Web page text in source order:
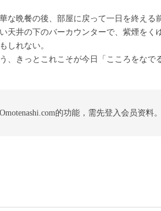
な晩餐の後、部屋に戻って一日を終える
天井の下のバーカウンターで、紫煙をく
しれない。
、きっとこれこそが今日「こころをなで
的功能，需先登入会员资料。